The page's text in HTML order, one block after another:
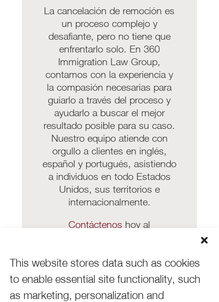
This website stores data such as cookies
to enable essential site functionality, such
as marketing, personalization and
La cancelación de remoción es
un proceso complejo y
desafiante, pero no tiene que
enfrentarlo solo. En 360
Immigration Law Group,
contamos con la experiencia y
la compasión necesarias para
guiarlo a través del proceso y
ayudarlo a buscar el mejor
resultado posible para su caso.
Nuestro equipo atiende con
orgullo a clientes en inglés,
español y portugués, asistiendo
a individuos en todo Estados
Unidos, sus territorios e
internacionalmente.
Contáctenos hoy al
Ya sea por teléfono, Zoom o
WhatsApp, estamos aquí para